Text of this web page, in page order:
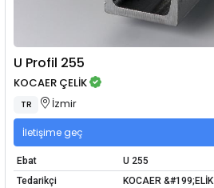
U Profil 255
KOCAER ÇELİK
TR İzmir
İletişime geç
Ebat
U 255
Tedarikçi
KOCAER &#199;ELİK